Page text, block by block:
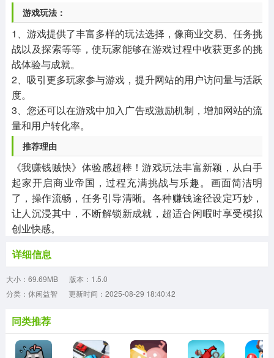
游戏玩法：
1、游戏提供了丰富多样的玩法选择，像商业交易、任务挑
战以及探索等等，使玩家能够在游戏过程中收获更多的挑
战体验与成就。
2、吸引更多玩家参与游戏，提升网站的用户访问量与活跃
度。
3、您还可以在游戏中加入广告或激励机制，增加网站的流
量和用户转化率。
推荐理由
《我赚钱贼快》体验感超棒！游戏玩法丰富新颖，从白手
起家开启商业帝国，过程充满挑战与乐趣。画面简洁明
了，操作流畅，任务引导清晰。各种赚钱途径设定巧妙，
让人沉浸其中，不断解锁新成就，超适合闲暇时享受模拟
创业快感。
详细信息
大小：69.69MB
版本：1.5.0
分类：休闲益智
更新时间：2025-08-29 18:40:42
同类推荐